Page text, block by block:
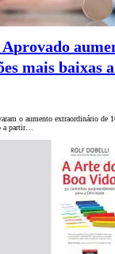
mais baixas
o aumento extraordinário de
a partir…